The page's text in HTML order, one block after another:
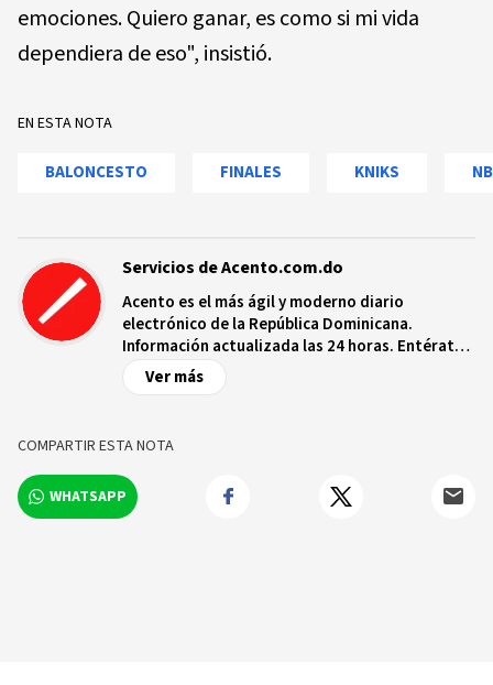
emociones. Quiero ganar, es como si mi vida
dependiera de eso", insistió.
EN ESTA NOTA
BALONCESTO FINALES KNIKS
Servicios de Acento.com.do
Acento es el más ágil y moderno diario
electrónico de la República Dominicana.
Información actualizada las 24 horas. Entérate
de las noticias y sucesos más importantes a
nivel nacional e internacional, videos y fotos
Ver más
COMPARTIR ESTA NOTA
WHATSAPP